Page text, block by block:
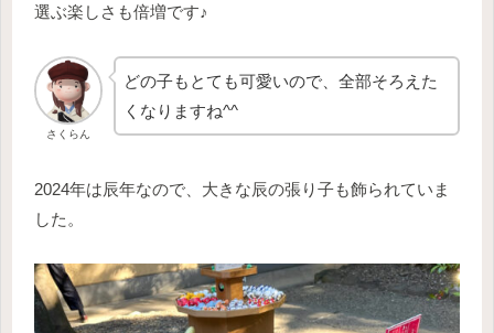
選ぶ楽しさも倍増です♪
さくらん
どの子もとても可愛いので、全部そろえた
くなりますね^^
2024年は辰年なので、大きな辰の張り子も飾られていま
した。